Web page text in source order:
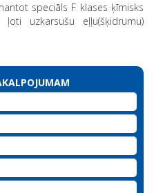
speciāls F klases ķīmisks
uzkarsušu eļļu(šķidrumu)